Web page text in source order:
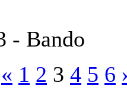
- Bando
« 1 2 3 4 5 6